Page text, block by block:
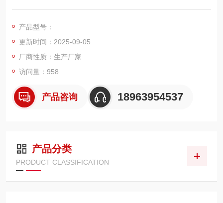
波率、漏电流、频率、波形等。
产品型号：
更新时间：2025-09-05
厂商性质：生产厂家
访问量：958
产品咨询 18963954537
产品分类
PRODUCT CLASSIFICATION